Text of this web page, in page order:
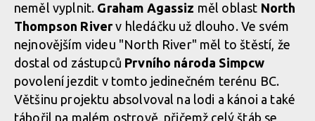
neměl vyplnit. Graham Agassiz měl oblast North
Thompson Riverv hledáčku už dlouho. Ve svém
nejnovějším videu "North River" měl to štěstí, že
dostal od zástupců Prvního národa Simpcw
povolení jezdit v tomto jedinečném terénu BC.
Většinu projektu absolvoval na lodi a kánoi a také
tábořil na malém ostrově, přičemž celý štáb se